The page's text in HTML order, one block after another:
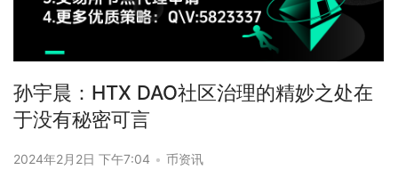
孙宇晨：HTX DAO社区治理的精妙之处在
于没有秘密可言
2024年2月2日 下午7:04 • 币资讯